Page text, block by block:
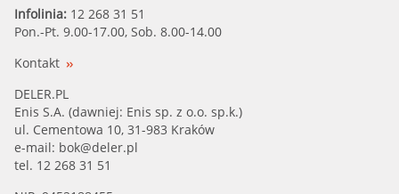
TOPRAN (205 174)
VALEO (820139)
VAUXH (90412901)
Infolinia: 12 268 31 51
Pon.-Pt. 9.00-17.00, Sob. 8.00-14.00
Kontakt
DELER.PL
Enis S.A. (dawniej: Enis sp. z o.o. sp.k.)
ul. Cementowa 10, 31-983 Kraków
e-mail: bok@deler.pl
tel. 12 268 31 51